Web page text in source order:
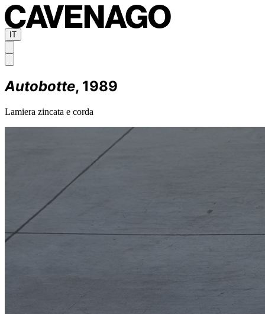
IT
Autobotte, 1989
Lamiera zincata e corda